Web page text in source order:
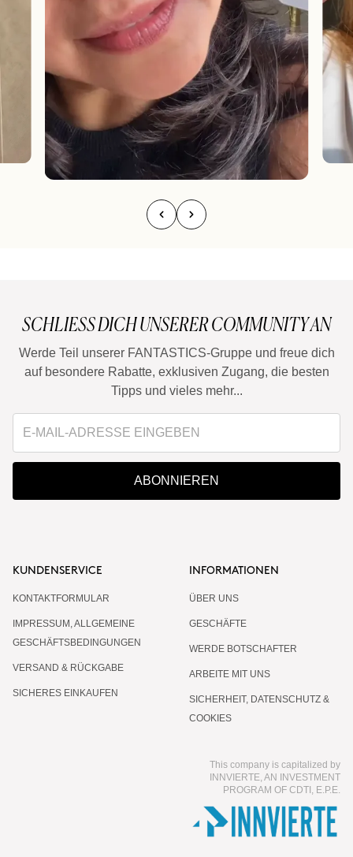
SCHLIESS DICH UNSERER COMMUNITY AN
Werde Teil unserer FANTASTICS-Gruppe und freue dich
auf besondere Rabatte, exklusiven Zugang, die besten
Tipps und vieles mehr...
ABONNIEREN
KUNDENSERVICE
KONTAKTFORMULAR
IMPRESSUM, ALLGEMEINE
GESCHÄFTSBEDINGUNGEN
VERSAND & RÜCKGABE
SICHERES EINKAUFEN
INFORMATIONEN
ÜBER UNS
GESCHÄFTE
WERDE BOTSCHAFTER
ARBEITE MIT UNS
SICHERHEIT, DATENSCHUTZ &
COOKIES
This company is capitalized by
INNVIERTE, AN INVESTMENT
PROGRAM OF CDTI, E.P.E.